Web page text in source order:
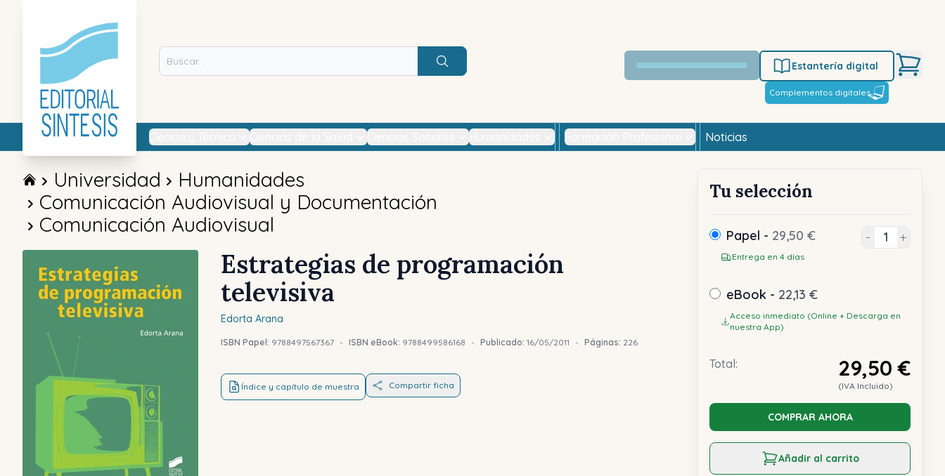
Buscar
Estantería digital
Complementos digitales
Noticias
Universidad
Humanidades
Comunicación Audiovisual y Documentación
Comunicación Audiovisual
Estrategias de programación
televisiva
Edorta Arana
ISBN Papel: 9788497567367 - ISBN eBook: 9788499586168 - Publicado: 16/05/2011 - Páginas: 226
Índice y capítulo de muestra Compartir ficha
Tu selección
Papel - 29,50 €
Entrega en 4 días
- +
eBook - 22,13 €
Acceso inmediato (Online + Descarga en
nuestra App)
Total: 29,50 €
(IVA Incluido)
COMPRAR AHORA
Añadir al carrito